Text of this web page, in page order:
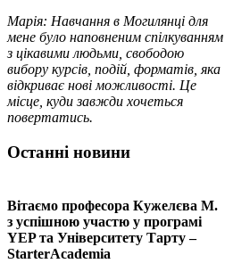
Марія: Навчання в Могилянці для
мене було наповненим спілкуванням
з цікавими людьми, свободою
вибору курсів, подій, форматів, яка
відкриває нові можливості. Це
місце, куди завжди хочеться
повертатись.
Останні новини
Вітаємо професора Кужелєва М.
з успішною участю у програмі
YEP та Університету Тарту –
StarterAcademia